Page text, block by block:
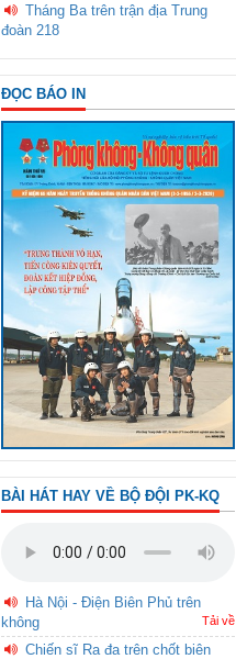
Tháng Ba trên trận địa Trung
đoàn 218
ĐỌC BÁO IN
BÀI HÁT HAY VỀ BỘ ĐỘI PK-KQ
Hà Nội - Điện Biên Phủ trên
không
Tải về
Chiến sĩ Ra đa trên chốt biên